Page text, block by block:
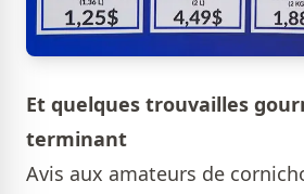
Et quelques trouvailles
terminant
Avis aux amateurs de